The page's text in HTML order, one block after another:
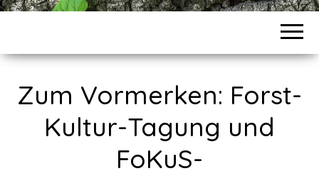
KULTUR-
SERVICE
Zum Vormerken: Forst-
Kultur-Tagung und
FoKuS-